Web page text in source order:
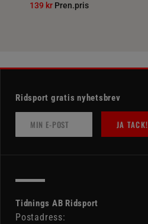
139 kr Pren.pris
Ridsport gratis nyhetsbrev
JA TACK!
Tidnings AB Ridsport
Postadress: